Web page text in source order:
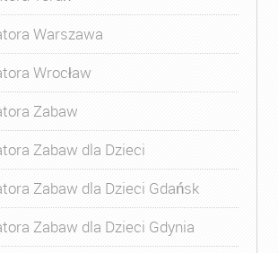
Warszawa
Wrocław
Zabaw
Zabaw dla Dzieci
Zabaw dla Dzieci Gdańsk
Zabaw dla Dzieci Gdynia